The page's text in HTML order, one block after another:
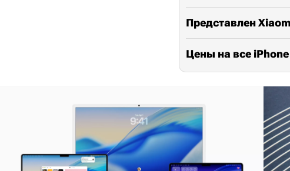
Представлен
Цены на все